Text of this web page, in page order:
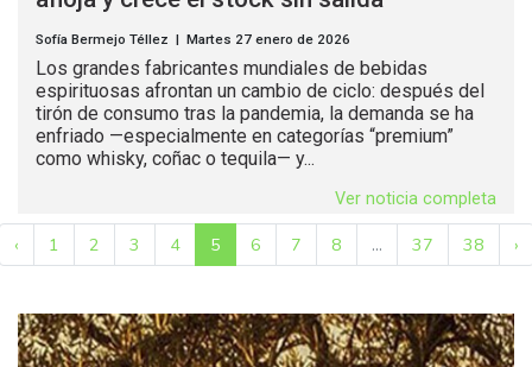
Sofía Bermejo Téllez | Martes 27 enero de 2026
Los grandes fabricantes mundiales de bebidas
espirituosas afrontan un cambio de ciclo: después del
tirón de consumo tras la pandemia, la demanda se ha
enfriado —especialmente en categorías “premium”
como whisky, coñac o tequila— y...
Ver noticia completa
‹ 1 2 3 4 5 6 7 8 ... 37 38 ›